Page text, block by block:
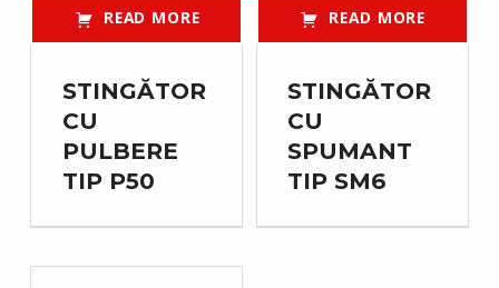
READ MORE
STINGĂTOR
CU
PULBERE
TIP P50
READ MORE
STINGĂTOR
CU
SPUMANT
TIP SM6